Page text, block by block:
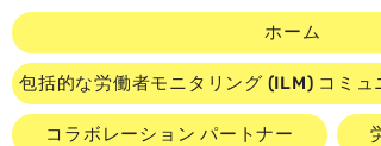
ホーム
包括的な労働者モニタリング (ILM) コミ
コラボレーション パートナー